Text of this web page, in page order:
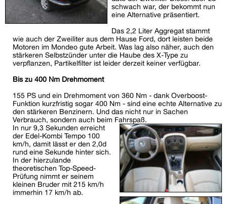
schwach war, der bekommt nun
eine Alternative präsentiert.
Das 2,2 Liter Aggregat stammt
wie auch der Zweiliter aus dem Hause Ford, dort leisten beide
Motoren im Mondeo gute Arbeit. Was lag also näher, auch den
stärkeren Selbstzünder unter die Haube des X-Type zu
verpflanzen, Partikelfilter ist leider derzeit keiner verfügbar.
Bis zu 400 Nm Drehmoment
155 PS und ein Drehmoment von 360 Nm - dank Overboost-
Funktion kurzfristig sogar 400 Nm - sind eine echte Alternative zu
den stärkeren Benzinern. Und das nicht nur in Sachen
Verbrauch, sondern auch beim Fahrspaß.
In nur 9,3 Sekunden erreicht
der Edel-Kombi Tempo 100
km/h, damit lässt er den 2,0d
rund eine Sekunde hinter sich.
In der hierzulande
theoretischen Top-Speed-
Prüfung nimmt er seinem
kleinen Bruder mit 215 km/h
immerhin 17 km/h ab.